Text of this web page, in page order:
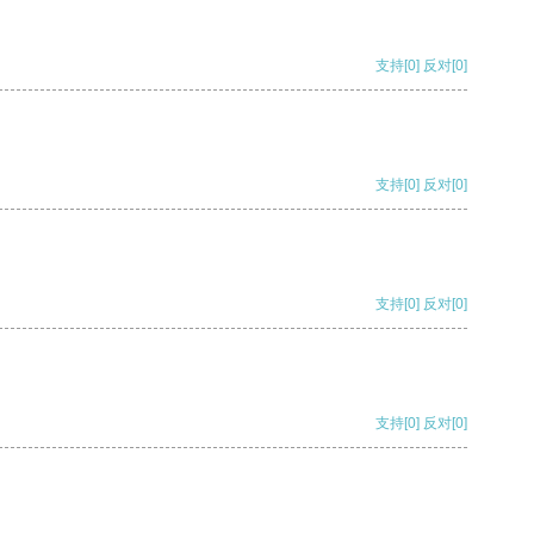
支持[0] 反对[0]
支持[0] 反对[0]
支持[0] 反对[0]
支持[0] 反对[0]